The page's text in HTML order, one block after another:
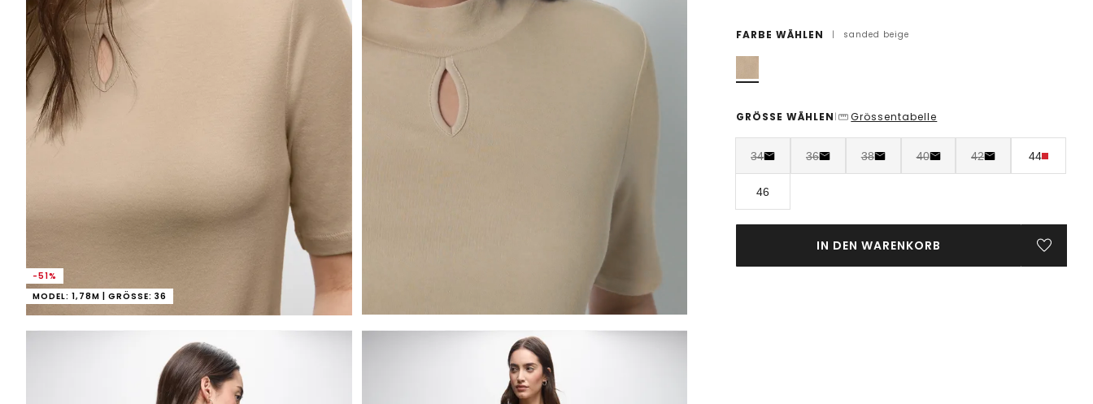
-51%
MODEL: 1,78M | GRÖSSE: 36
FARBE WÄHLEN | sanded beige
GRÖSSE WÄHLEN | Grössentabelle
34 36 38 40 42 44
46
IN DEN WARENKORB